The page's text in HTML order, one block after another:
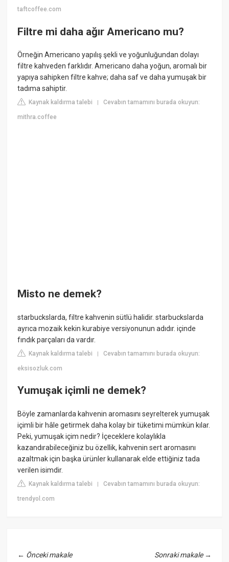
taftcoffee.com
Filtre mi daha ağır Americano mu?
Örneğin Americano yapılış şekli ve yoğunluğundan dolayı
filtre kahveden farklıdır. Americano daha yoğun, aromalı bir
yapıya sahipken filtre kahve; daha saf ve daha yumuşak bir
tadıma sahiptir.
Kaynak kaldırma talebi |Cevabın tamamını burada okuyun:
mithra.coffee
Misto ne demek?
starbuckslarda, filtre kahvenin sütlü halidir. starbuckslarda
ayrıca mozaik kekin kurabiye versiyonunun adıdır. içinde
fındık parçaları da vardır.
Kaynak kaldırma talebi |Cevabın tamamını burada okuyun:
eksisozluk.com
Yumuşak içimli ne demek?
Böyle zamanlarda kahvenin aromasını seyrelterek yumuşak
içimli bir hâle getirmek daha kolay bir tüketimi mümkün kılar.
Peki, yumuşak içim nedir? İçeceklere kolaylıkla
kazandırabileceğiniz bu özellik, kahvenin sert aromasını
azaltmak için başka ürünler kullanarak elde ettiğiniz tada
verilen isimdir.
Kaynak kaldırma talebi |Cevabın tamamını burada okuyun:
trendyol.com
← Önceki makale Sonraki makale→